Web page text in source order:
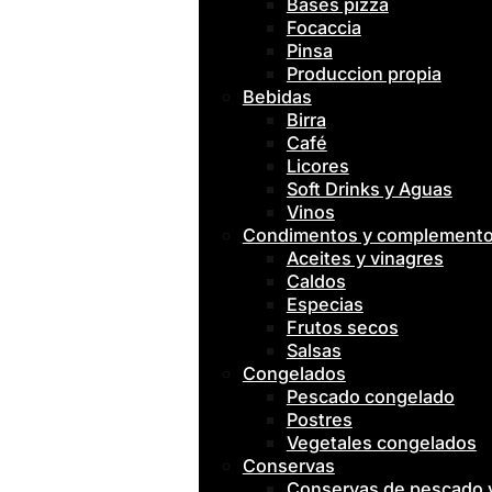
Bases pizza
Focaccia
Pinsa
Produccion propia
Bebidas
Birra
Café
Licores
Soft Drinks y Aguas
Vinos
Condimentos y
Aceites y vinagres
Caldos
Especias
Frutos secos
Salsas
Congelados
Pescado congelado
Postres
Vegetales congelados
Conservas